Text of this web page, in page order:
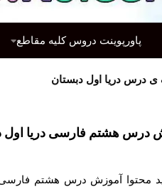
پاورپوینت دروس کلیه مقاطع
درس دریا اول دبستان
درس هشتم فارسی دریا
محتوا آموزش درس هشتم فارسی